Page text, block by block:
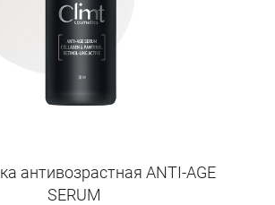
антивозрастная ANTI-AGE
SERUM